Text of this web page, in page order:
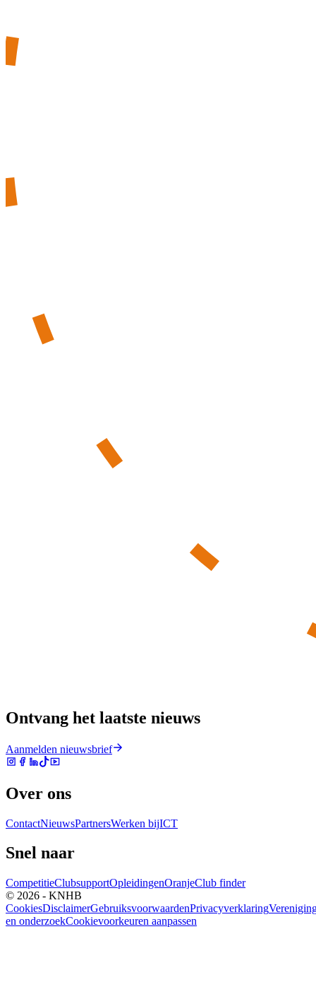
Ontvang het laatste nieuws
Aanmelden nieuwsbrief
Over ons
ContactNieuwsPartnersWerken bijICT
Snel naar
CompetitieClubsupportOpleidingenOranjeClub finder
© 2026 - KNHB
CookiesDisclaimerGebruiksvoorwaardenPrivacyverklaring
en onderzoekCookievoorkeuren aanpassen